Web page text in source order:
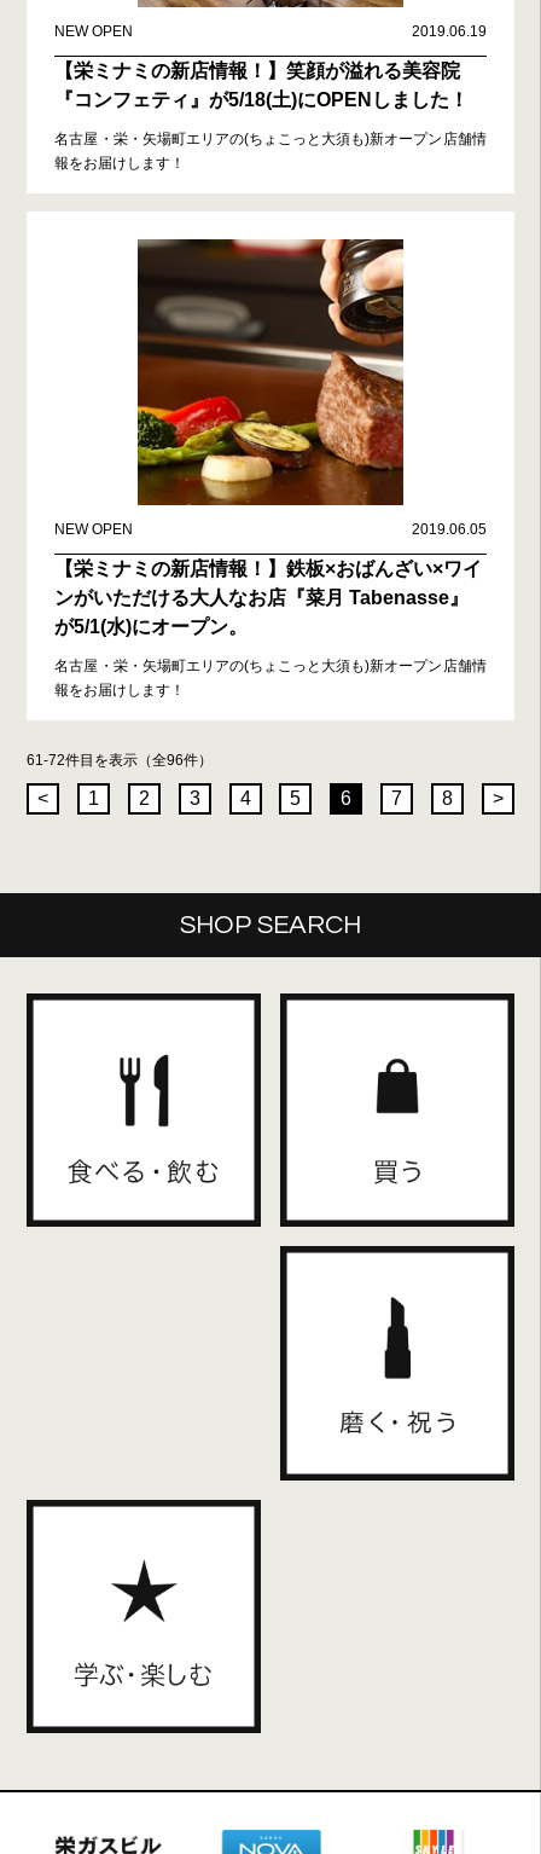
NEW OPEN 2019.06.19
【栄ミナミの新店情報！】笑顔が溢れる美容院
『コンフェティ』が5/18(土)にOPENしました！
名古屋・栄・矢場町エリアの(ちょこっと大須も)新オープン店舗情
報をお届けします！
NEW OPEN 2019.06.05
【栄ミナミの新店情報！】鉄板×おばんざい×ワイ
ンがいただける大人なお店『菜月 Tabenasse』
が5/1(水)にオープン。
名古屋・栄・矢場町エリアの(ちょこっと大須も)新オープン店舗情
報をお届けします！
61-72件目を表示（全96件）
< 1 2 3 4 5 6 7 8 >
SHOP SEARCH